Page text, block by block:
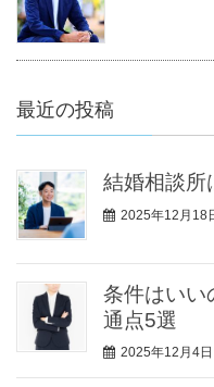
最近の投稿
結婚相談所
2025年12月18
条件はいい
通点5選
2025年12月4日